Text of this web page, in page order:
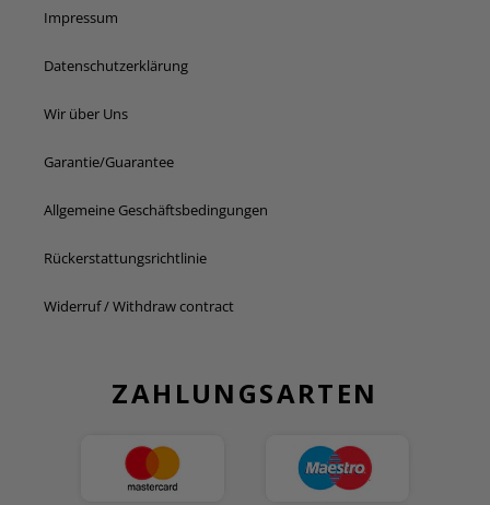
Impressum
Datenschutzerklärung
Wir über Uns
Garantie/Guarantee
Allgemeine Geschäftsbedingungen
Rückerstattungsrichtlinie
Widerruf / Withdraw contract
ZAHLUNGSARTEN